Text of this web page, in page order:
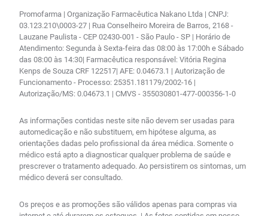
Promofarma | Organização Farmacêutica Nakano Ltda | CNPJ:
03.123.210\0003-27 | Rua Conselheiro Moreira de Barros, 2168 -
Lauzane Paulista - CEP 02430-001 - São Paulo - SP | Horário de
Atendimento: Segunda à Sexta-feira das 08:00 às 17:00h e Sábado
das 08:00 às 14:30| Farmacêutica responsável: Vitória Regina
Kenps de Souza CRF 122517| AFE: 0.04673.1 | Autorização de
Funcionamento - Processo: 25351.181179/2002-16 |
Autorização/MS: 0.04673.1 | CMVS - 355030801-477-000356-1-0
As informações contidas neste site não devem ser usadas para
automedicação e não substituem, em hipótese alguma, as
orientações dadas pelo profissional da área médica. Somente o
médico está apto a diagnosticar qualquer problema de saúde e
prescrever o tratamento adequado. Ao persistirem os sintomas, um
médico deverá ser consultado.
Os preços e as promoções são válidos apenas para compras via